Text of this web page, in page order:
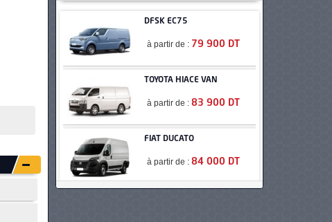
DFSK EC75
à partir de : 79 900 DT
TOYOTA HIACE VAN
à partir de :83 900 DT
FIAT DUCATO
à partir de :84 000 DT